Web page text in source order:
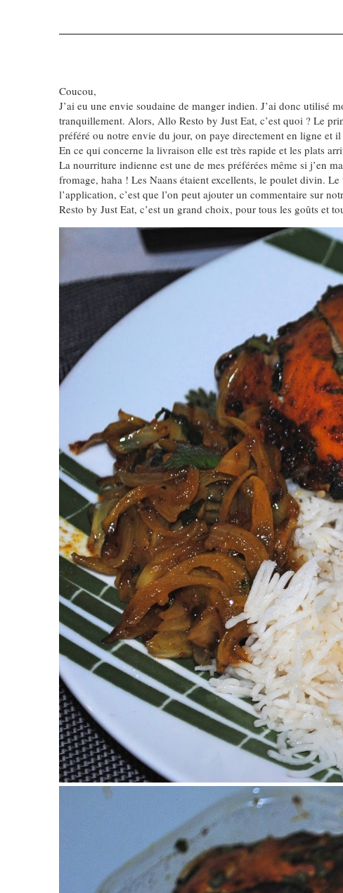
Coucou,
J’ai eu une envie soudaine de manger indien. J’ai donc utilisé
tranquillement. Alors, Allo Resto by Just Eat, c’est quoi ? Le
préféré ou notre envie du jour, on paye directement en ligne et
En ce qui concerne la livraison elle est très rapide et les plats
La nourriture indienne est une de mes préférées même si j’en
fromage, haha ! Les Naans étaient excellents, le poulet divin.
l’application, c’est que l’on peut ajouter un commentaire sur
Resto by Just Eat, c’est un grand choix, pour tous les goûts et